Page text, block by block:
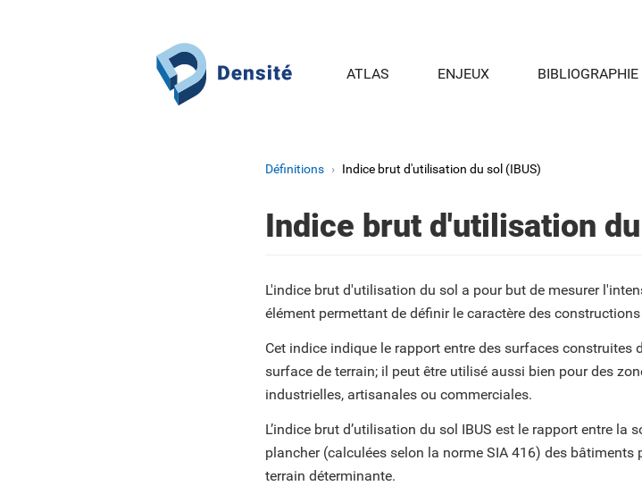
ATLAS ENJEUX BIBLIOGRAPHIE
Définitions Indice brut d'utilisation du sol (IBUS)
Indice brut d'utilisation
L'indice brut d'utilisation du sol a pour but de mesurer
élément permettant de définir le caractère des
Cet indice indique le rapport entre des surfaces
surface de terrain; il peut être utilisé aussi bien pour des
industrielles, artisanales ou commerciales.
L’indice brut d’utilisation du sol IBUS est le rapport entre la
plancher (calculées selon la norme SIA 416) des
terrain déterminante.